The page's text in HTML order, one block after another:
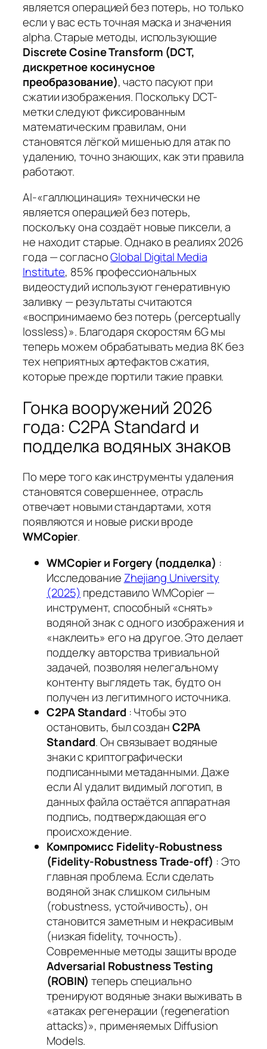
является операцией без потерь, но только
если у вас есть точная маска и значения
alpha. Старые методы, использующие
Discrete Cosine Transform (DCT,
дискретное косинусное
преобразование), часто пасуют при
сжатии изображения. Поскольку DCT-
метки следуют фиксированным
математическим правилам, они
становятся лёгкой мишенью для атак по
удалению, точно знающих, как эти правила
работают.
AI-«галлюцинация» технически не
является операцией без потерь,
поскольку она создаётновые пиксели, а
не находитстарые. Однако в реалиях 2026
года — согласноGlobal Digital Media
Institute, 85% профессиональных
видеостудий используют генеративную
заливку — результаты считаются
«воспринимаемо без потерь (perceptually
lossless)». Благодаря скоростям 6G мы
теперь можем обрабатывать медиа 8K без
тех неприятных артефактов сжатия,
которые прежде портили такие правки.
Гонка вооружений 2026
года: C2PA Standard и
подделка водяных знаков
По мере того как инструменты удаления
становятся совершеннее, отрасль
отвечает новыми стандартами, хотя
появляются и новые риски вроде
WMCopier.
WMCopier и Forgery (подделка) :
Исследование Zhejiang University
(2025) представило WMCopier —
инструмент, способный «снять»
водяной знак с одного изображения и
«наклеить» его на другое. Это делает
подделку авторства тривиальной
задачей, позволяя нелегальному
контенту выглядеть так, будто он
получен из легитимного источника.
C2PA Standard: Чтобы это
остановить, был созданC2PA
Standard. Он связывает водяные
знаки с криптографически
подписанными метаданными. Даже
если AI удалит видимый логотип, в
данных файла остаётся аппаратная
подпись, подтверждающая его
происхождение.
Компромисс Fidelity-Robustness
(Fidelity-Robustness Trade-off) : Это
главная проблема. Если сделать
водяной знак слишком сильным
(robustness, устойчивость), он
становится заметным и некрасивым
(низкая fidelity, точность).
Современные методы защиты вроде
Adversarial Robustness Testing
(ROBIN) теперь специально
тренируют водяные знаки выживать в
«атаках регенерации (regeneration
attacks)», применяемых Diffusion
Models.